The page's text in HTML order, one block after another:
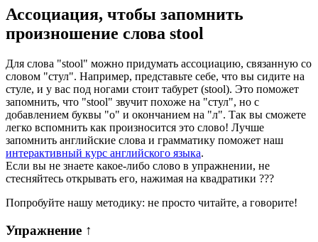
Ассоциация, чтобы запомнить
произношение слова stool
Для слова "stool" можно придумать ассоциацию, связанную со
словом "стул". Например, представьте себе, что вы сидите на
стуле, и у вас под ногами стоит табурет (stool). Это поможет
запомнить, что "stool" звучит похоже на "стул", но с
добавлением буквы "o" и окончанием на "л". Так вы сможете
легко вспомнить как произносится это слово! Лучше
запомнить английские слова и грамматику поможет наш
интерактивный курс английского языка.
Если вы не знаете какое-либо слово в упражнении, не
стесняйтесь открывать его, нажимая на квадратики ???
Попробуйте нашу методику: не просто читайте, а говорите!
Упражнение ↑